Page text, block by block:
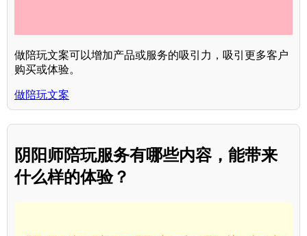
做陪玩文案可以增加产品或服务的吸引力，吸引更多客户
购买或体验。
做陪玩文案
阴阳师陪玩服务有哪些内容，能带来
什么样的体验？